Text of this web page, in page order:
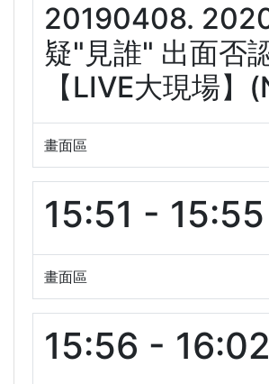
20190408.
疑"見誰" 出面否
【LIVE大現場
畫面區
15:51 - 15:55
畫面區
15:56 - 16:02